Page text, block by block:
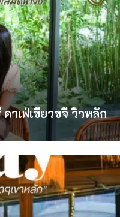
าเฟ่เขียวขจี วิวหลัก